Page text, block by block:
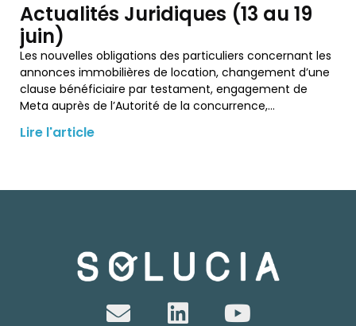
Actualités Juridiques (13 au 19
juin)
Les nouvelles obligations des particuliers concernant les
annonces immobilières de location, changement d’une
clause bénéficiaire par testament, engagement de
Meta auprès de l’Autorité de la concurrence,…
Lire l'article